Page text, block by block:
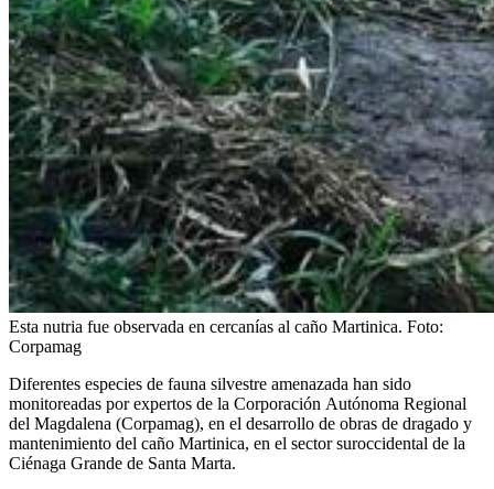
Esta nutria fue observada en cercanías al caño Martinica. Foto:
Corpamag
Diferentes especies de fauna silvestre amenazada han sido
monitoreadas por expertos de la Corporación Autónoma Regional
del Magdalena (Corpamag), en el desarrollo de obras de dragado y
mantenimiento del caño Martinica, en el sector suroccidental de la
Ciénaga Grande de Santa Marta.